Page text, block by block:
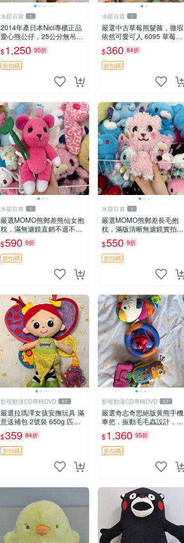
水星百貨 1
2014年產日本Nici專櫃正品
愛心熊公仔，25公分無吊牌
全新 愛心熊 公仔 熊抱玩偶
$1,250 95折
折扣碼
水星百貨 1
嚴選中古草莓熊髮箍，微瑕
依然可愛可人 6095 草莓熊
頭飾 中古髮圈 熊寶 寶寶 娃
娃熊髮箍 中古收藏 玩具髮
夾
$360 84折
折扣碼
水星百貨 1
嚴選MOMO熊郵差熊仙女抱
枕，滿無濾鏡直銷不退不換
經典造型可愛必備 紅薯啵啵
間抱枕 抱枕 時尚
$590 9折
折扣碼
水星百貨 1
嚴選MOMO熊郵差長毛抱
枕，滿版清晰無濾鏡實拍直
銷。每周新品到貨，不容錯
過！ 郵差熊 長毛 抱枕
$550 9折
折扣碼
影視動漫CD專輯DVD 57
嚴選拉瑪澤女孩安撫玩具 滿
意送補包 2號裝 650g 匹配
嬰幼童舒壓好伴侶 女孩專用
安心選擇 安撫玩偶 衝包 玩
具
$359 84折
折扣碼
影視動漫CD專輯DVD 57
嚴選奇志奇思絕版黃熊手機
車把，振動毛毛蟲設計，直
SALE 售不退不換 毛毛蟲 手
機 車把
$1,360 95折
折扣碼